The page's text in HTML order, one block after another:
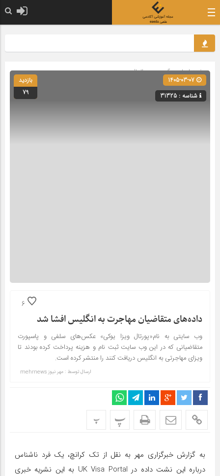
صفحه اصلی» گروه »بین‌الملل
شناسه : 31325
بازدید
79
6
داده‌های متقاضیان مهاجرت به انگلیس افشا شد
وب سایتی به نام«پورتال ویزا یوکی» عکس‌های سلفی و پاسپورت
متقاضیانی که در این وب سایت ثبت نام و هزینه پرداخت کرده بودند تا
ویزای مهاجرتی به انگلیس دریافت کنند را منتشر کرده است.
ارسال توسط : مهر نیوز mehrnews
پ پ
به گزارش خبرگزاری مهر به نقل از تک کرانچ، یک فرد ناشناس
درباره این نشت داده در UK Visa Portal به این نشریه خبری